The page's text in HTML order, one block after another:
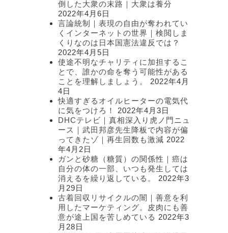
倒した大衆の末路｜大衆は養分
2022年4月6日
言論統制｜表現の自由が奪われてい
くインターネットの世界｜検閲しま
くりなのは日本国憲法違反では？
2022年4月5日
使途不明なチャリティに加担するこ
とで、誰かの命を奪う可能性がある
ことを理解しましょう。
2022年4月
4日
快適すぎるオイルヒーターの電気代
に気をつけろ！
2022年4月3日
DHCテレビ｜真相深入り虎ノ門ニュ
ース｜武田邦彦先生降板で内容が偏
ってきたゾ｜再生回数も激減 2022
年4月2日
ガンと砂糖（糖質）の関係性｜癌は
自分の体の一部、いつも発生しては
消えるを繰り返している。
2022年3
月29日
古着回収リサイクルの闇｜善意を利
用したマーケティング。皮肉にも善
意が途上国を苦しめている 2022年3
月28日